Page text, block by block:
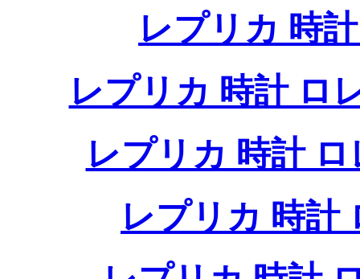
レプリカ 時
レプリカ 時計 ロ
レプリカ 時計
レプリカ 時計